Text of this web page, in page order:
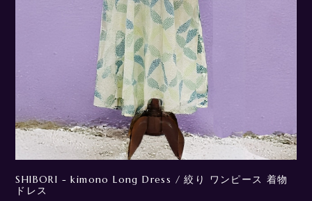
SHIBORI - kimono Long Dress / 絞り ワンピース 着物
ドレス